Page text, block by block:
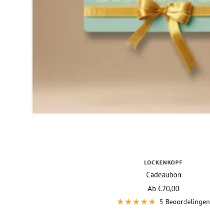
LOCKENKOPF
Cadeaubon
Vraagprijs
Ab €20,00
5 Beoordelingen